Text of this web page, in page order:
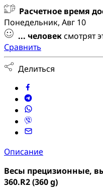
Расчетное время
Понедельник, Авг 10
... человексмотрят
Сравнить
Делиться
Описание
Весы прецизионные,
360.R2 (360 g)